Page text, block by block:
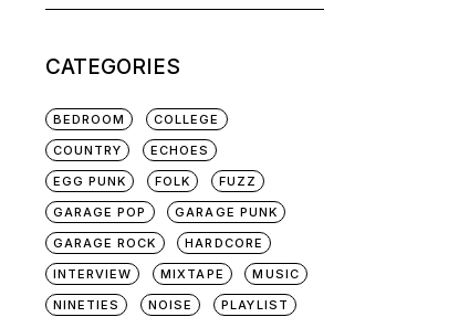
CATEGORIES
BEDROOM
COLLEGE
COUNTRY
ECHOES
EGG PUNK
FOLK
FUZZ
GARAGE POP
GARAGE PUNK
GARAGE ROCK
HARDCORE
INTERVIEW
MIXTAPE
MUSIC
NINETIES
NOISE
PLAYLIST